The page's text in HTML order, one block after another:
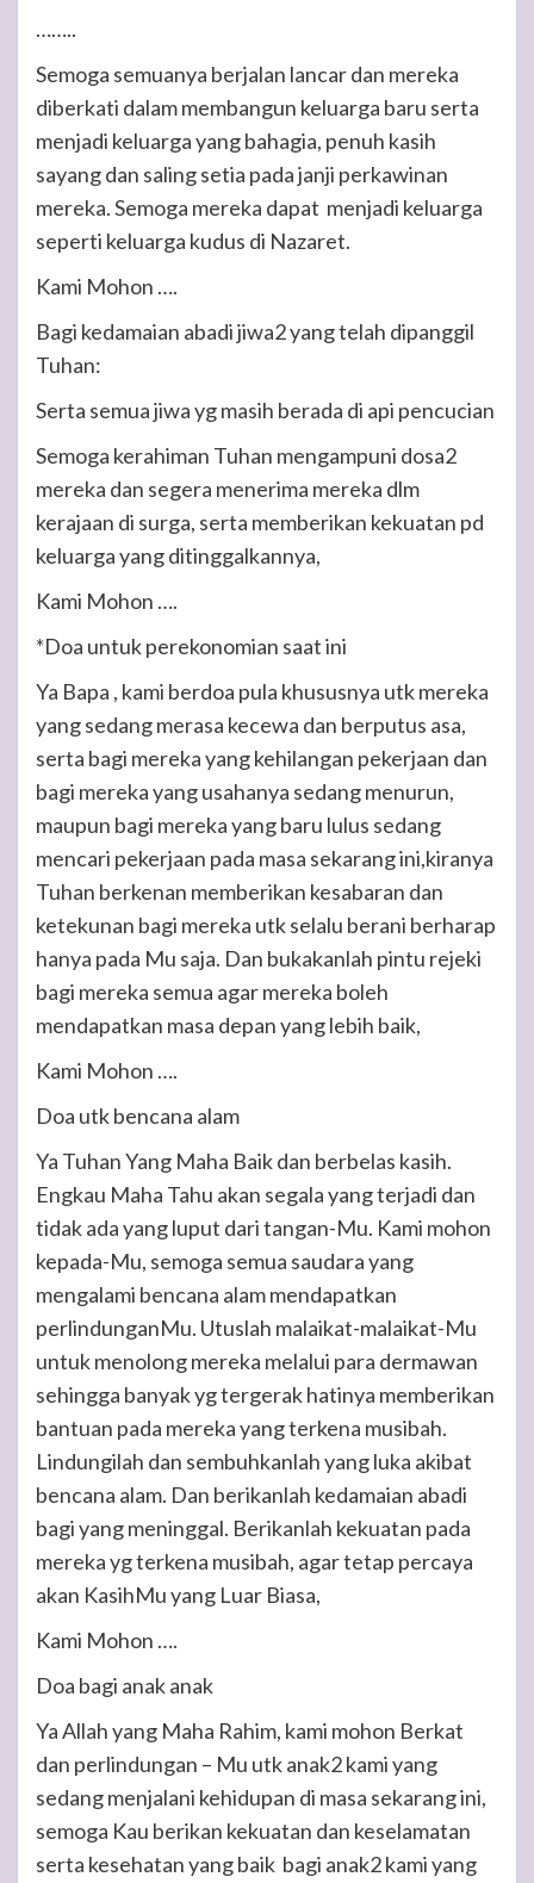
……..
Semoga semuanya berjalan lancar dan mereka
diberkati dalam membangun keluarga baru serta
menjadi keluarga yang bahagia, penuh kasih
sayang dan saling setia pada janji perkawinan
mereka. Semoga mereka dapat menjadi keluarga
seperti keluarga kudus di Nazaret.
Kami Mohon ….
Bagi kedamaian abadi jiwa2 yang telah dipanggil
Tuhan:
Serta semua jiwa yg masih berada di api pencucian
Semoga kerahiman Tuhan mengampuni dosa2
mereka dan segera menerima mereka dlm
kerajaan di surga, serta memberikan kekuatan pd
keluarga yang ditinggalkannya,
Kami Mohon ….
*Doa untuk perekonomian saat ini
Ya Bapa , kami berdoa pula khususnya utk mereka
yang sedang merasa kecewa dan berputus asa,
serta bagi mereka yang kehilangan pekerjaan dan
bagi mereka yang usahanya sedang menurun,
maupun bagi mereka yang baru lulus sedang
mencari pekerjaan pada masa sekarang ini,kiranya
Tuhan berkenan memberikan kesabaran dan
ketekunan bagi mereka utk selalu berani berharap
hanya pada Mu saja. Dan bukakanlah pintu rejeki
bagi mereka semua agar mereka boleh
mendapatkan masa depan yang lebih baik,
Kami Mohon ….
Doa utk bencana alam
Ya Tuhan Yang Maha Baik dan berbelas kasih.
Engkau Maha Tahu akan segala yang terjadi dan
tidak ada yang luput dari tangan-Mu. Kami mohon
kepada-Mu, semoga semua saudara yang
mengalami bencana alam mendapatkan
perlindunganMu. Utuslah malaikat-malaikat-Mu
untuk menolong mereka melalui para dermawan
sehingga banyak yg tergerak hatinya memberikan
bantuan pada mereka yang terkena musibah.
Lindungilah dan sembuhkanlah yang luka akibat
bencana alam. Dan berikanlah kedamaian abadi
bagi yang meninggal. Berikanlah kekuatan pada
mereka yg terkena musibah, agar tetap percaya
akan KasihMu yang Luar Biasa,
Kami Mohon ….
Doa bagi anak anak
Ya Allah yang Maha Rahim, kami mohon Berkat
dan perlindungan – Mu utk anak2 kami yang
sedang menjalani kehidupan di masa sekarang ini,
semoga Kau berikan kekuatan dan keselamatan
serta kesehatan yang baik bagi anak2 kami yang